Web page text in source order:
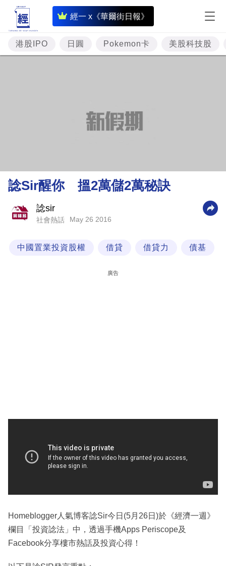
經一 x《華爾街日報》
即
時
財
經
理
財
業
技
閱
區
港股IPO 日圓 Pokemon卡 美股科技股
諗Sir醒你 搵2萬儲2萬秘訣
諗sir
社會熱話 May 26 2016
中國置業投資股權 借貸 借貸力 債基
廣告
Homeblogger人氣博客諗Sir今日(5月26日)於《經濟一週》
欄目「投資諗法」中，透過手機Apps Periscope及
Facebook分享樓市熱話及投資心得！